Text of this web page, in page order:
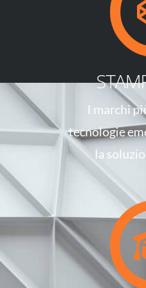
I marchi
tecnologie
la